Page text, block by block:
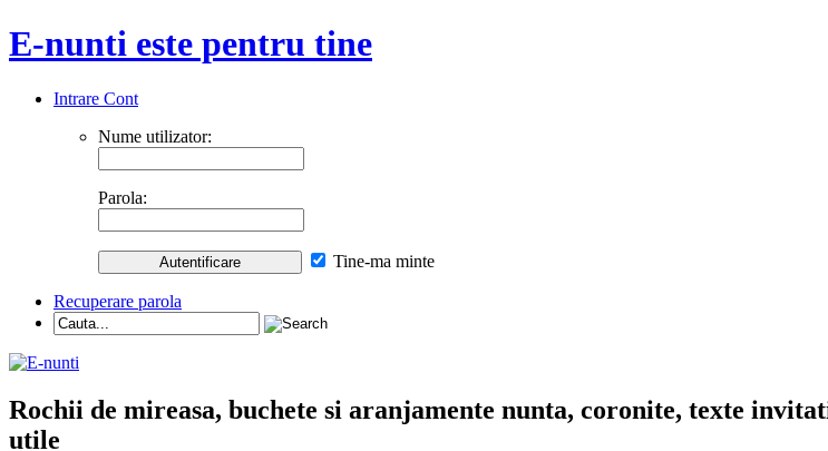
E-nunti este pentru tine
Intrare Cont
Nume utilizator:
Parola:
Tine-ma minte
Recuperare parola
Rochii de mireasa, buchete si aranjamente nunta, coronite, texte
utile